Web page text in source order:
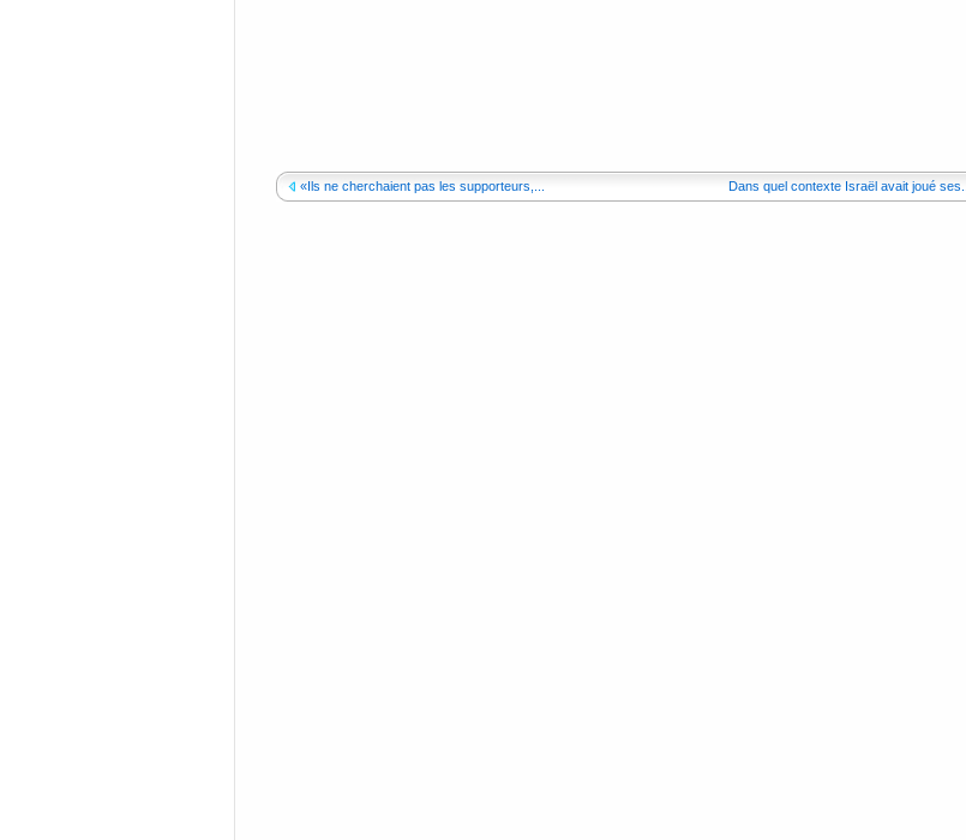
«Ils ne cherchaient pas les supporteurs,... Dans quel contexte Israël avait joué ses...